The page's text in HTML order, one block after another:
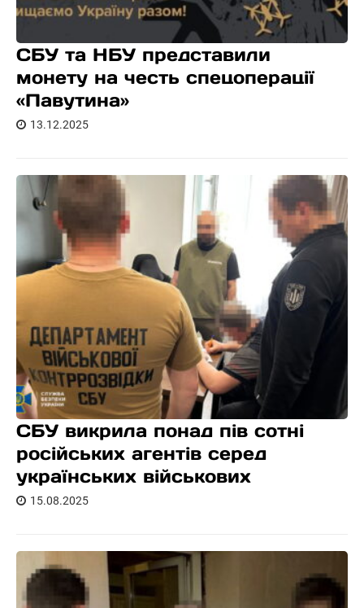
СБУ та НБУ представили
монету на честь спецоперації
«Павутина»
13.12.2025
СБУ викрила понад пів сотні
російських агентів серед
українських військових
15.08.2025